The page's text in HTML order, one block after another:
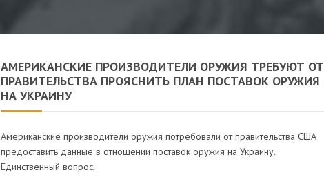
АМЕРИКАНСКИЕ ПРОИЗВОДИТЕЛИ ОРУЖИЯ ТРЕБУЮТ ОТ
ПРАВИТЕЛЬСТВА ПРОЯСНИТЬ ПЛАН ПОСТАВОК ОРУЖИЯ
НА УКРАИНУ
Американские производители оружия потребовали от правительства США
предоставить данные в отношении поставок оружия на Украину.
Единственный вопрос,